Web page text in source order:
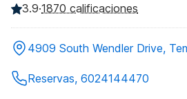
3.9·1870 calificaciones
4909 South Wendler Drive,
Reservas, 6024144470